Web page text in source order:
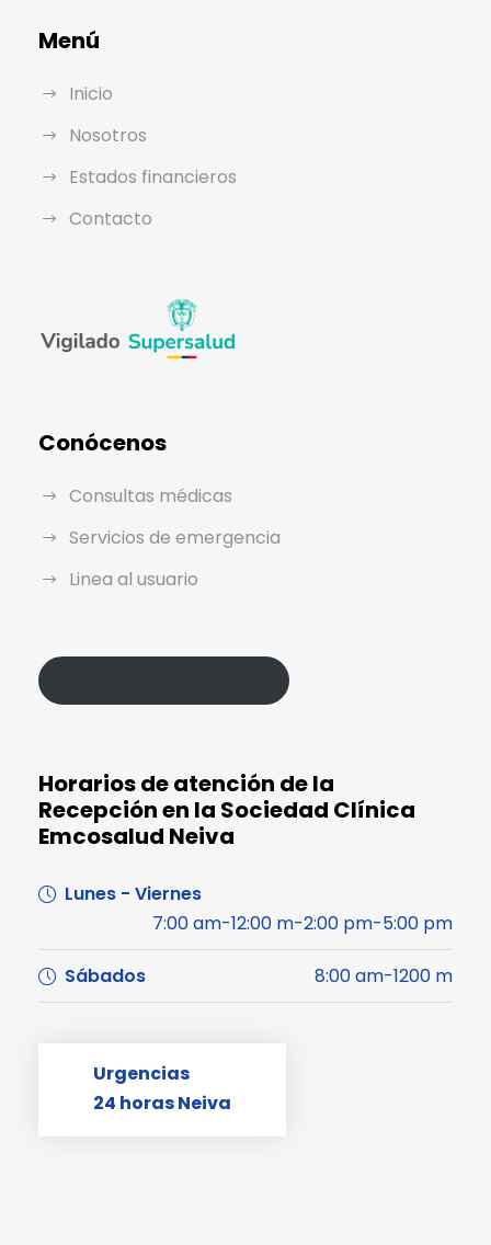
Menú
Inicio
Nosotros
Estados financieros
Contacto
Conócenos
Consultas médicas
Servicios de emergencia
Linea al usuario
Horarios de atención de la
Recepción en la Sociedad Clínica
Emcosalud Neiva
Lunes - Viernes
7:00 am-12:00 m-2:00 pm-5:00 pm
Sábados 8:00 am-1200 m
Urgencias
24 horas Neiva